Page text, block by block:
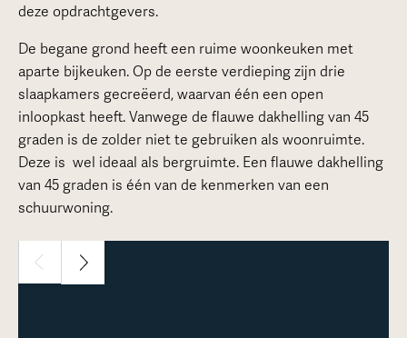
deze opdrachtgevers.
De begane grond heeft een ruime woonkeuken met
aparte bijkeuken. Op de eerste verdieping zijn drie
slaapkamers gecreëerd, waarvan één een open
inloopkast heeft. Vanwege de flauwe dakhelling van 45
graden is de zolder niet te gebruiken als woonruimte.
Deze is wel ideaal als bergruimte. Een flauwe dakhelling
van 45 graden is één van de kenmerken van een
schuurwoning.